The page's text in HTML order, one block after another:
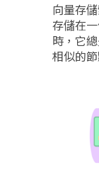
向量存
存儲在
時，它
相似的節